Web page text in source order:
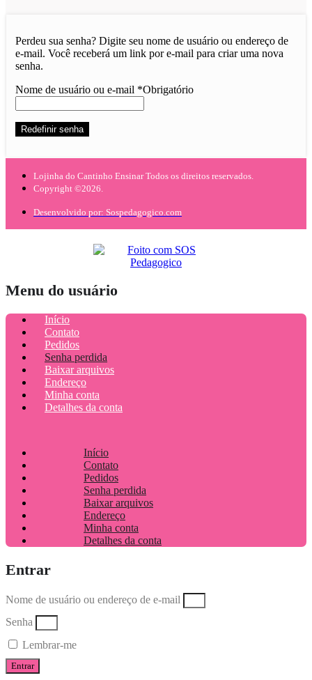
Perdeu sua senha? Digite seu nome de usuário ou endereço de
e-mail. Você receberá um link por e-mail para criar uma nova
senha.
Nome de usuário ou e-mail *Obrigatório
Redefinir senha
Lojinha do Cantinho Ensinar Todos os direitos reservados.
Copyright ©2026.
Desenvolvido por: Sospedagogico.com
Menu do usuário
Início
Contato
Pedidos
Senha perdida
Baixar arquivos
Endereço
Minha conta
Detalhes da conta
Início
Contato
Pedidos
Senha perdida
Baixar arquivos
Endereço
Minha conta
Detalhes da conta
Entrar
Nome de usuário ou endereço de e-mail
Senha
Lembrar-me
Entrar